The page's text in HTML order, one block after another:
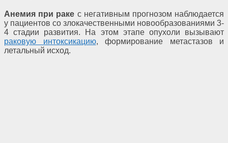
Анемия при раке с негативным прогнозом наблюдается
у пациентов со злокачественными новообразованиями 3-
4 стадии развития. На этом этапе опухоли вызывают
раковую интоксикацию, формирование метастазов и
летальный исход.